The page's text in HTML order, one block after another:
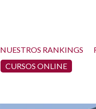
NUESTROS RANKINGS
CURSOS ONLINE